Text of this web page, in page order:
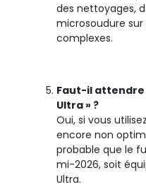
des nettoyages,
microsoudure
complexes.
Faut-il attendre
Ultra » ?
Oui, si vous
encore non
probable que le
mi-2026, soit
Ultra.